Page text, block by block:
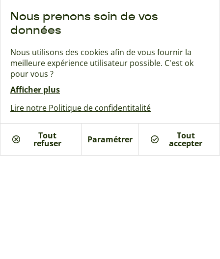
Je suis intéressé
Rejoignez la communauté Naturéa :
Nos offres
Guides & actualités
A propos
Nous prenons soin de vos
données
Nous utilisons des cookies afin de vous fournir la
meilleure expérience utilisateur possible. C'est ok
pour vous ?
Afficher plus
Lire notre Politique de confidentitalité
Tout
refuser Paramétrer Tout
accepter